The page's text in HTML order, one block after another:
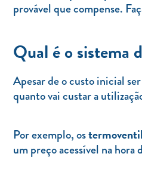
provável que compense.
Qual é o sistema
Apesar de o custo inicial
quanto vai custar a
Por exemplo, os
um preço acessível na hora